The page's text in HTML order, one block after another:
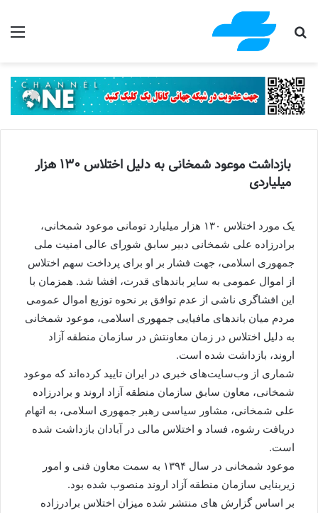
جستجو برای
بازداشت موعود شمخانی به دلیل اختلاس ۱۳۰ هزار
میلیاردی
یک مورد اختلاس ١٣٠ هزار میلیارد تومانی موعود شمخانی،
برادرزاده علی شمخانی دبیر سابق شورای عالی امنیت ملی
جمهوری اسلامی، جهت فشار بر او برای پرداخت سهم اختلاس
از اموال عمومی به سایر باندهای قدرت، افشا شد. همزمان با
این افشاگری ناشی از عدم توافق بر نحوه توزیع اموال عمومی
مردم میان باندهای مافیایی جمهوری اسلامی، موعود شمخانی
به دلیل اختلاس در زمان معاونتش در سازمان منطقه آزاد
اروند، بازداشت شده است.
شماری از وب‌سایت‌های خبری در ایران تایید کرده‌اند که موعود
شمخانی، معاون سابق سازمان منطقه آزاد اروند و برادرزاده
علی شمخانی، مشاور سیاسی رهبر جمهوری اسلامی، به اتهام
دریافت رشوه، فساد و اختلاس مالی در آبادان بازداشت شده
است.
موعود شمخانی در سال ۱۳۹۴ به سمت معاون فنی و امور
زیربنایی سازمان منطقه آزاد اروند منصوب شده بود.
بر اساس گزارش های منتشر شده میزان اختلاس برادرزاده